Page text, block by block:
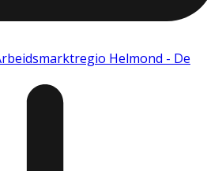
Helmond - De